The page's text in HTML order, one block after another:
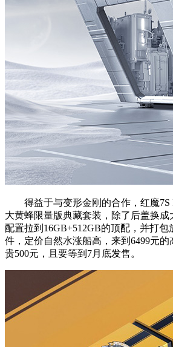
得益于与变形金刚的合作，红魔7S
大黄蜂限量版典藏套装，除了后盖换
配置拉到16GB+512GB的顶配，并打
件，定价自然水涨船高，来到6499元
贵500元，且要等到7月底发售。